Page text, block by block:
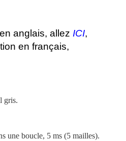
anglais, allez ICI,
en français,
gris.
une boucle, 5 ms (5 mailles).